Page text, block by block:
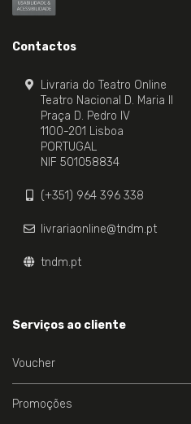
Contactos
Livraria do Teatro Online
Teatro Nacional D. Maria II
Praça D. Pedro IV
1100-201 Lisboa
PORTUGAL
NIF 501058834
(+351) 964 396 338
livrariaonline@tndm.pt
tndm.pt
Serviços ao cliente
Voucher
Promoções